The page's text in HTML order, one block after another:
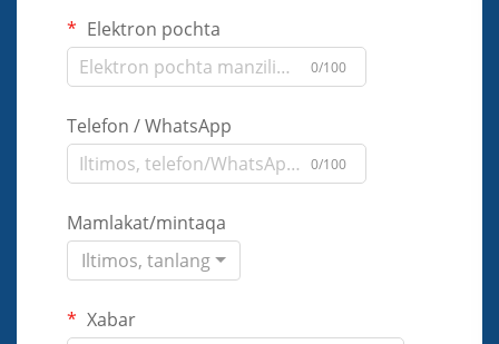
Elektron pochta
0/100
Telefon / WhatsApp
0/100
Mamlakat/mintaqa
Iltimos, tanlang
Xabar